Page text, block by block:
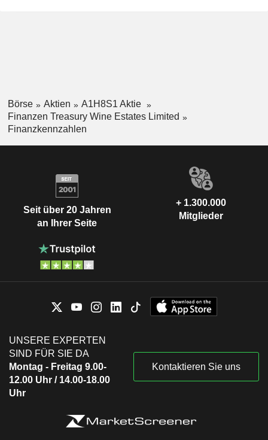
Börse Aktien
A1H8S1 Aktie
Finanzen Treasury Wine Estates Limited
Finanzkennzahlen
Seit über 20 Jahren
an Ihrer Seite
+ 1.300.000
Mitglieder
UNSERE EXPERTEN
SIND FÜR SIE DA
Montag - Freitag 9.00-
12.00 Uhr / 14.00-18.00
Uhr
Kontaktieren Sie uns